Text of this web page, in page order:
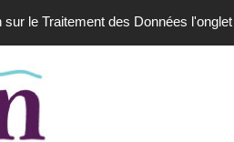
le Traitement des Données